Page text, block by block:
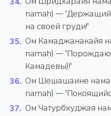
namaḥ) —
на своей груди!'
Ом Камаджанакайя
namaḥ) —
Камадевы)!'
Ом Шешашаине
namaḥ) —
Ом Чатурбхуджая